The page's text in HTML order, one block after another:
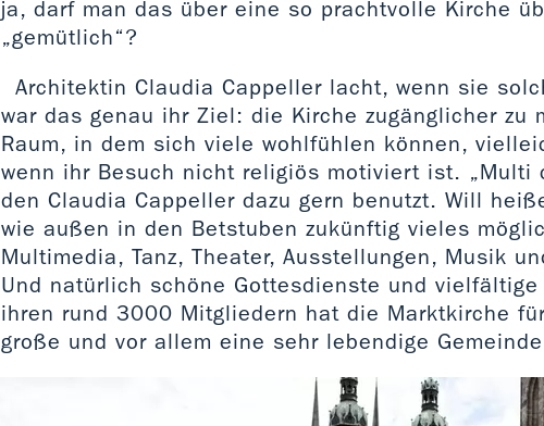
ja, darf man das über eine so prachtvolle Kirche
„gemütlich“?
Architektin Claudia Cappeller lacht, wenn sie
war das genau ihr Ziel: die Kirche zugänglicher zu
Raum, in dem sich viele wohlfühlen können,
wenn ihr Besuch nicht religiös motiviert ist. „Multi
den Claudia Cappeller dazu gern benutzt. Will
wie außen in den Betstuben zukünftig vieles
Multimedia, Tanz, Theater, Ausstellungen, Musik
Und natürlich schöne Gottesdienste und
ihren rund 3000 Mitgliedern hat die Marktkirche
große und vor allem eine sehr lebendige